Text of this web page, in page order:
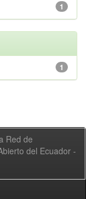
1
1
Red de
del Ecuador -